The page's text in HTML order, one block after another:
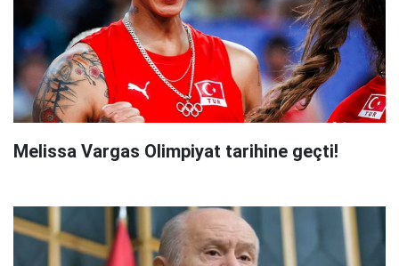
Melissa Vargas Olimpiyat tarihine geçti!